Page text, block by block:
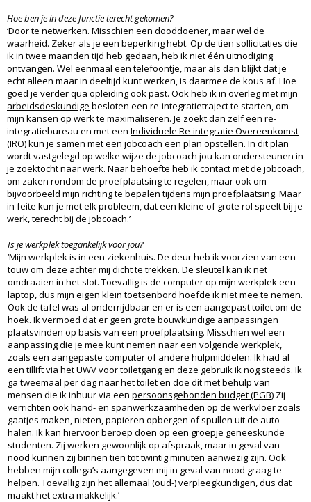
Hoe ben je in deze functie terecht gekomen?
‘Door te netwerken. Misschien een dooddoener, maar wel de
waarheid. Zeker als je een beperking hebt. Op de tien sollicitaties die
ik in twee maanden tijd heb gedaan, heb ik niet één uitnodiging
ontvangen. Wel eenmaal een telefoontje, maar als dan blijkt dat je
echt alleen maar in deeltijd kunt werken, is daarmee de kous af. Hoe
goed je verder qua opleiding ook past. Ook heb ik in overleg met mijn
arbeidsdeskundige besloten een re-integratietraject te starten, om
mijn kansen op werk te maximaliseren. Je zoekt dan zelf een re-
integratiebureau en met een Individuele Re-integratie Overeenkomst
(IRO)kun je samen met een jobcoach een plan opstellen. In dit plan
wordt vastgelegd op welke wijze de jobcoach jou kan ondersteunen in
je zoektocht naar werk. Naar behoefte heb ik contact met de jobcoach,
om zaken rondom de proefplaatsing te regelen, maar ook om
bijvoorbeeld mijn richting te bepalen tijdens mijn proefplaatsing. Maar
in feite kun je met elk probleem, dat een kleine of grote rol speelt bij je
werk, terecht bij de jobcoach.’
Is je werkplek toegankelijk voor jou?
‘Mijn werkplek is in een ziekenhuis. De deur heb ik voorzien van een
touw om deze achter mij dicht te trekken. De sleutel kan ik net
omdraaien in het slot. Toevallig is de computer op mijn werkplek een
laptop, dus mijn eigen klein toetsenbord hoefde ik niet mee te nemen.
Ook de tafel was al onderrijdbaar en er is een aangepast toilet om de
hoek. Ik vermoed dat er geen grote bouwkundige aanpassingen
plaatsvinden op basis van een proefplaatsing. Misschien wel een
aanpassing die je mee kunt nemen naar een volgende werkplek,
zoals een aangepaste computer of andere hulpmiddelen. Ik had al
een tillift via het UWV voor toiletgang en deze gebruik ik nog steeds. Ik
ga tweemaal per dag naar het toilet en doe dit met behulp van
mensen die ik inhuur via een persoonsgebonden budget (PGB) Zij
verrichten ook hand- en spanwerkzaamheden op de werkvloer zoals
gaatjes maken, nieten, papieren opbergen of spullen uit de auto
halen. Ik kan hiervoor beroep doen op een groepje geneeskunde
studenten. Zij werken gewoonlijk op afspraak, maar in geval van
nood kunnen zij binnen tien tot twintig minuten aanwezig zijn. Ook
hebben mijn collega’s aangegeven mij in geval van nood graag te
helpen. Toevallig zijn het allemaal (oud-) verpleegkundigen, dus dat
maakt het extra makkelijk.’